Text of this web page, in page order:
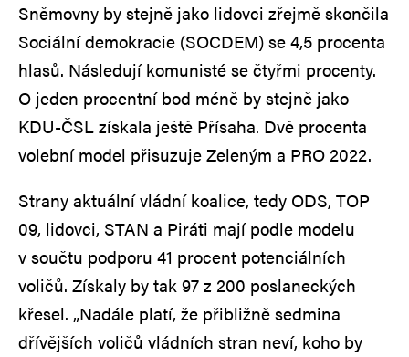
Sněmovny by stejně jako lidovci zřejmě skončila
Sociální demokracie (SOCDEM) se 4,5 procenta
hlasů. Následují komunisté se čtyřmi procenty.
O jeden procentní bod méně by stejně jako
KDU-ČSL získala ještě Přísaha. Dvě procenta
volební model přisuzuje Zeleným a PRO 2022.
Strany aktuální vládní koalice, tedy ODS, TOP
09, lidovci, STAN a Piráti mají podle modelu
v součtu podporu 41 procent potenciálních
voličů. Získaly by tak 97 z 200 poslaneckých
křesel. „Nadále platí, že přibližně sedmina
dřívějších voličů vládních stran neví, koho by